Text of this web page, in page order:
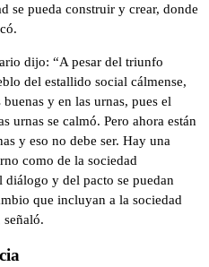
se pueda construir y crear, donde
dijo: “A pesar del triunfo
del estallido social cálmense,
y en las urnas, pues el
urnas se calmó. Pero ahora están
y eso no debe ser. Hay una
como de la sociedad
diálogo y del pacto se puedan
que incluyan a la sociedad